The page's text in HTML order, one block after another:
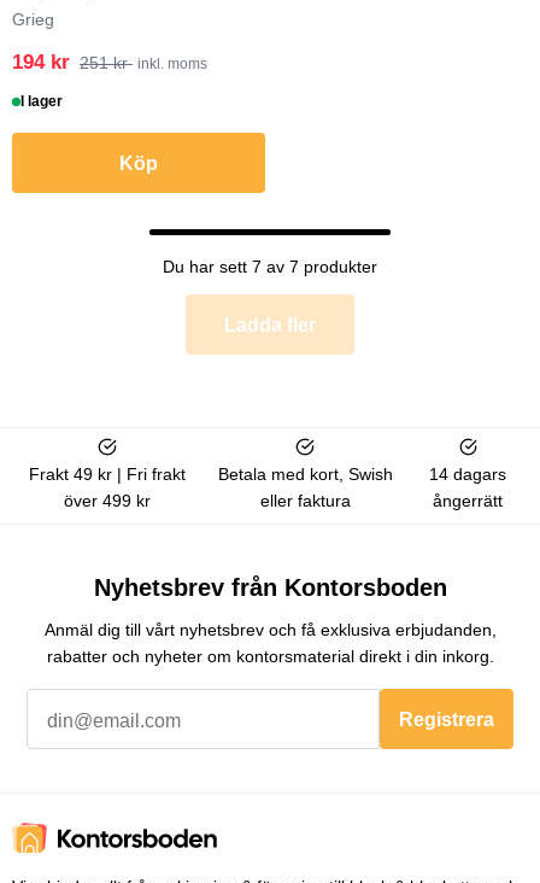
Grieg
194 kr 251 kr inkl. moms
I lager
Köp
Du har sett 7 av 7 produkter
Ladda fler
Frakt 49 kr | Fri frakt
över 499 kr
Betala med kort, Swish
eller faktura
14 dagars
ångerrätt
Nyhetsbrev från Kontorsboden
Anmäl dig till vårt nyhetsbrev och få exklusiva erbjudanden,
rabatter och nyheter om kontorsmaterial direkt i din inkorg.
Registrera